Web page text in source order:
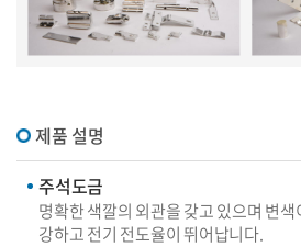
제품 설명
주석도금
명확한 색깔의 외관을 갖고 있으며 변
강하고 전기 전도율이 뛰어납니다.